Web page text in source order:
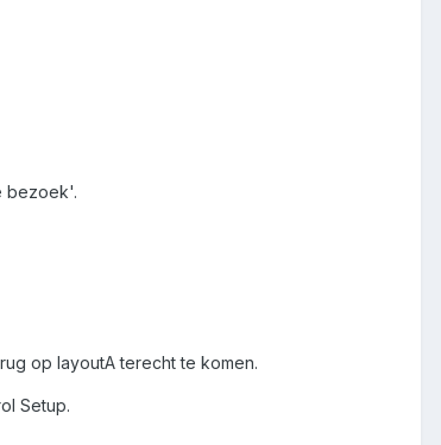
bezoek'.
op layoutA terecht te komen.
Setup.